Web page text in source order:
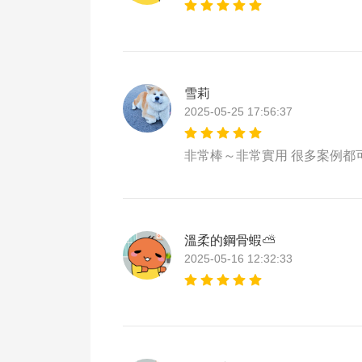
雪莉
2025-05-25 17:56:37
非常棒～非常實用 很多案例都
溫柔的鋼骨蝦⛅
2025-05-16 12:32:33